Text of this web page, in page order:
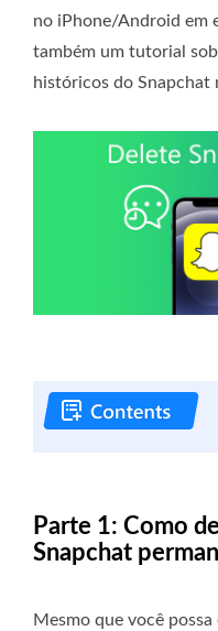
no iPhone/Android em
também um tutorial
históricos do Snapchat
Parte 1: Como
Snapchat
Mesmo que você